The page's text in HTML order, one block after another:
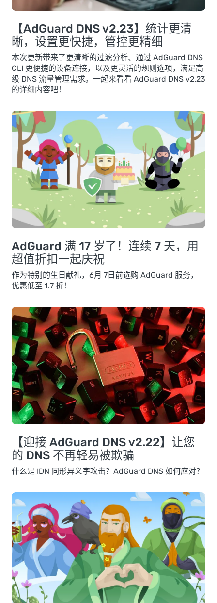
【AdGuard DNS v2.23】统计更清
晰，设置更快捷，管控更精细
本次更新带来了更清晰的过滤分析、通过 AdGuard DNS
CLI 更便捷的设备连接，以及更灵活的规则选项，满足高
级 DNS 流量管理需求。一起来看看 AdGuard DNS v2.23
的详细内容吧！
AdGuard 满 17 岁了！连续 7 天，用
超值折扣一起庆祝
作为特别的生日献礼，6月 7日前选购 AdGuard 服务，
优惠低至 1.7 折！
【迎接 AdGuard DNS v2.22】让您
的 DNS 不再轻易被欺骗
什么是 IDN 同形异义字攻击？AdGuard DNS 如何应对？